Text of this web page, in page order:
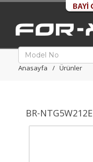
Anasayfa Ürünler
BR-NTG5W212E